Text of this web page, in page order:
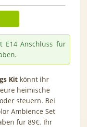
E14 Anschluss für
Kit könnt ihr
heimische
steuern. Bei
Ambience Set
für 89€. Ihr